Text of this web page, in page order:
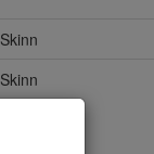
Skinn
Skinn